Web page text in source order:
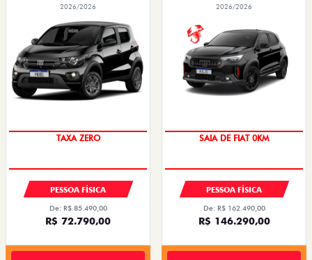
2026/2026
TAXA ZERO
PESSOA FÍSICA
De: R$ 85.490,00
R$ 72.790,00
2026/2026
SAIA DE FIAT 0KM
PESSOA FÍSICA
De: R$ 162.490,00
R$ 146.290,00